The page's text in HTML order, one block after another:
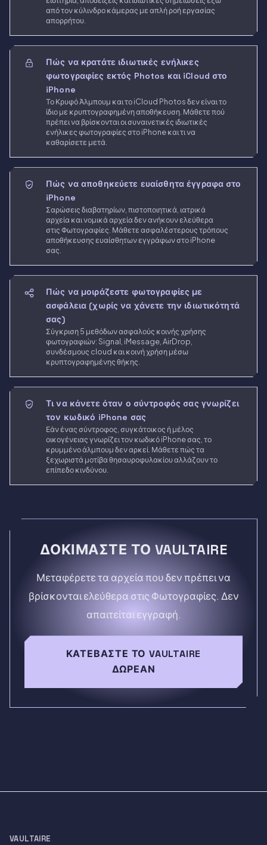
από τον κύλινδρο κάμερας με απλή ροή εργασίας
απορρήτου.
Πώς να κρατάτε ιδιωτικές ενήλικες
φωτογραφίες εκτός Photos και iCloud στο
iPhone
Το Κρυφό Άλμπουμ και το iCloud Photos δεν είναι το
ίδιο με κρυπτογραφημένη αποθήκευση. Μάθετε πού
πρέπει να βρίσκονται οι συναινετικές ιδιωτικές
ενήλικες φωτογραφίες στο iPhone και τι να
καθαρίσετε μετά.
Πώς να αποθηκεύετε ευαίσθητα έγγραφα στο
iPhone
Σαρώσεις διαβατηρίων, πιστοποιητικά, ιατρικά
αρχεία και νομικά αρχεία δεν ανήκουν ελεύθερα
στις Φωτογραφίες. Μάθετε ασφαλέστερους τρόπους
αποθήκευσης ευαίσθητων εγγράφων στο iPhone
σας.
Πώς να μοιράζεστε φωτογραφίες με
ασφάλεια (χωρίς να χάνετε την ιδιωτικότητά
σας)
Σύγκριση 5 μεθόδων ασφαλούς κοινής χρήσης
φωτογραφιών: Signal, iMessage, AirDrop,
συνδέσμους cloud και κοινή χρήση μέσω
κρυπτογραφημένης θήκης.
Τι να κάνετε όταν ο σύντροφός σας γνωρίζει
τον κωδικό iPhone σας
Εάν ένας σύντροφος, συγκάτοικος ή μέλος
οικογένειας γνωρίζει τον κωδικό iPhone σας, το
κρυμμένο άλμπουμ δεν αρκεί. Μάθετε πώς τα
ξεχωριστά μοτίβα θησαυροφυλακίου αλλάζουν το
επίπεδο κινδύνου.
ΔΟΚΙΜΆΣΤΕ ΤΟ VAULTAIRE
Μεταφέρετε τα αρχεία που δεν πρέπει να
βρίσκονται ελεύθερα στις Φωτογραφίες. Δεν
απαιτείται εγγραφή.
ΚΑΤΕΒΆΣΤΕ ΤΟ VAULTAIRE
ΔΩΡΕΆΝ
VAULTAIRE